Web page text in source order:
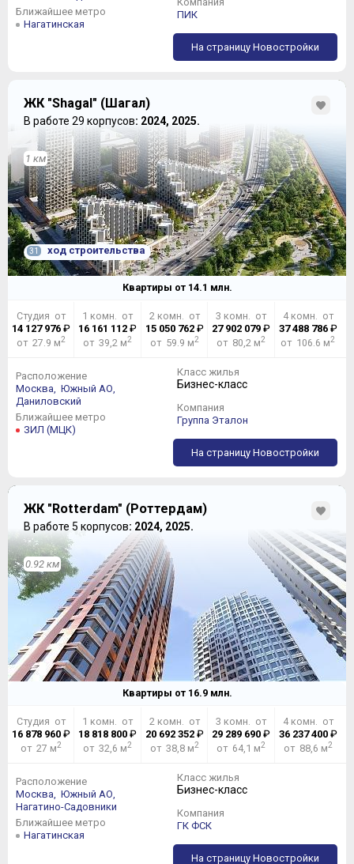
Ближайшее метро
Нагатинская
ПИК
На страницу Новостройки
ЖК "Shagal" (Шагал)
В работе 29 корпусов: 2024, 2025.
1 км
31 ход строительства
Квартиры от 14.1 млн.
Студия от
14 127 976₽
от 27.9 м2
1 комн. от
16 161 112 ₽
от 39,2 м2
2 комн. от
15 050 762₽
от 59.9 м2
3 комн. от
27 902 079 ₽
от 80,2 м2
4 комн. от
37 488 786₽
от 106.6 м2
Расположение
Москва,
Южный АО,
Даниловский
Ближайшее метро
ЗИЛ (МЦК)
Класс жилья
Бизнес-класс
Компания
Группа Эталон
На страницу Новостройки
ЖК "Rotterdam" (Роттердам)
В работе 5 корпусов: 2024, 2025.
0.92 км
Квартиры от 16.9млн.
Студия от
16 878 960₽
от 27 м2
1 комн. от
18 818 800 ₽
от 32,6 м2
2 комн. от
20 692 352₽
от 38,8 м2
3 комн. от
29 289 690 ₽
от 64,1 м2
4 комн. от
36 237 400₽
от 88,6 м2
Расположение
Москва,
Южный АО,
Нагатино-Садовники
Ближайшее метро
Нагатинская
Класс жилья
Бизнес-класс
Компания
ГК ФСК
На страницу Новостройки